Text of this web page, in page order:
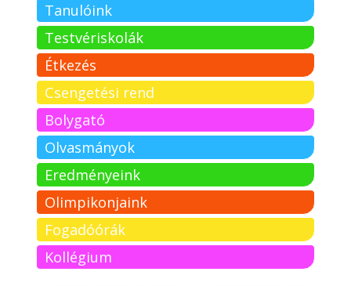
Tanulóink
Testvériskolák
Étkezés
Csengetési rend
Bolygató
Olvasmányok
Eredményeink
Olimpikonjaink
Fogadóórák
Kollégium